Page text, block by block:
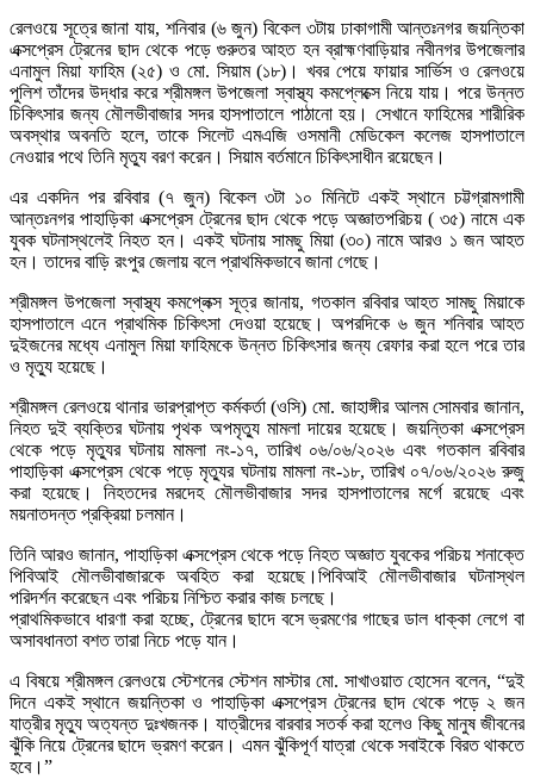
রেলওয়ে সূত্রে জানা যায়, শনিবার (৬ জুন) বিকেল ৩টায় ঢাকাগামী আন্তঃনগর জয়ন্তিকা
এক্সপ্রেস ট্রেনের ছাদ থেকে পড়ে গুরুতর আহত হন ব্রাহ্মণবাড়িয়ার নবীনগর উপজেলার
এনামুল মিয়া ফাহিম (২৫) ও মো. সিয়াম (১৮)। খবর পেয়ে ফায়ার সার্ভিস ও রেলওয়ে
পুলিশ তাঁদের উদ্ধার করে শ্রীমঙ্গল উপজেলা স্বাস্থ্য কমপ্লেক্সে নিয়ে যায়। পরে উন্নত
চিকিৎসার জন্য মৌলভীবাজার সদর হাসপাতালে পাঠানো হয়। সেখানে ফাহিমের শারীরিক
অবস্থার অবনতি হলে, তাকে সিলেট এমএজি ওসমানী মেডিকেল কলেজ হাসপাতালে
নেওয়ার পথে তিনি মৃত্যু বরণ করেন। সিয়াম বর্তমানে চিকিৎসাধীন রয়েছেন।
এর একদিন পর রবিবার (৭ জুন) বিকেল ৩টা ১০ মিনিটে একই স্থানে চট্টগ্রামগামী
আন্তঃনগর পাহাড়িকা এক্সপ্রেস ট্রেনের ছাদ থেকে পড়ে অজ্ঞাতপরিচয় ( ৩৫) নামে এক
যুবক ঘটনাস্থলেই নিহত হন। একই ঘটনায় সামছু মিয়া (৩০) নামে আরও ১ জন আহত
হন। তাদের বাড়ি রংপুর জেলায় বলে প্রাথমিকভাবে জানা গেছে।
শ্রীমঙ্গল উপজেলা স্বাস্থ্য কমপ্লেক্স সূত্র জানায়, গতকাল রবিবার আহত সামছু মিয়াকে
হাসপাতালে এনে প্রাথমিক চিকিৎসা দেওয়া হয়েছে। অপরদিকে ৬ জুন শনিবার আহত
দুইজনের মধ্যে এনামুল মিয়া ফাহিমকে উন্নত চিকিৎসার জন্য রেফার করা হলে পরে তার
ও মৃত্যু হয়েছে।
শ্রীমঙ্গল রেলওয়ে থানার ভারপ্রাপ্ত কর্মকর্তা (ওসি) মো. জাহাঙ্গীর আলম সোমবার জানান,
নিহত দুই ব্যক্তির ঘটনায় পৃথক অপমৃত্যু মামলা দায়ের হয়েছে। জয়ন্তিকা এক্সপ্রেস
থেকে পড়ে মৃত্যুর ঘটনায় মামলা নং-১৭, তারিখ ০৬/০৬/২০২৬ এবং গতকাল রবিবার
পাহাড়িকা এক্সপ্রেস থেকে পড়ে মৃত্যুর ঘটনায় মামলা নং-১৮, তারিখ ০৭/০৬/২০২৬ রুজু
করা হয়েছে। নিহতদের মরদেহ মৌলভীবাজার সদর হাসপাতালের মর্গে রয়েছে এবং
ময়নাতদন্ত প্রক্রিয়া চলমান।
তিনি আরও জানান, পাহাড়িকা এক্সপ্রেস থেকে পড়ে নিহত অজ্ঞাত যুবকের পরিচয় শনাক্তে
পিবিআই মৌলভীবাজারকে অবহিত করা হয়েছে।পিবিআই মৌলভীবাজার ঘটনাস্থল
পরিদর্শন করেছেন এবং পরিচয় নিশ্চিত করার কাজ চলছে।
প্রাথমিকভাবে ধারণা করা হচ্ছে, ট্রেনের ছাদে বসে ভ্রমণের গাছের ডাল ধাক্কা লেগে বা
অসাবধানতা বশত তারা নিচে পড়ে যান।
এ বিষয়ে শ্রীমঙ্গল রেলওয়ে স্টেশনের স্টেশন মাস্টার মো. সাখাওয়াত হোসেন বলেন, “দুই
দিনে একই স্থানে জয়ন্তিকা ও পাহাড়িকা এক্সপ্রেস ট্রেনের ছাদ থেকে পড়ে ২ জন
যাত্রীর মৃত্যু অত্যন্ত দুঃখজনক। যাত্রীদের বারবার সতর্ক করা হলেও কিছু মানুষ জীবনের
ঝুঁকি নিয়ে ট্রেনের ছাদে ভ্রমণ করেন। এমন ঝুঁকিপূর্ণ যাত্রা থেকে সবাইকে বিরত থাকতে
হবে।”